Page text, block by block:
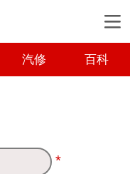
汽修 百科
*